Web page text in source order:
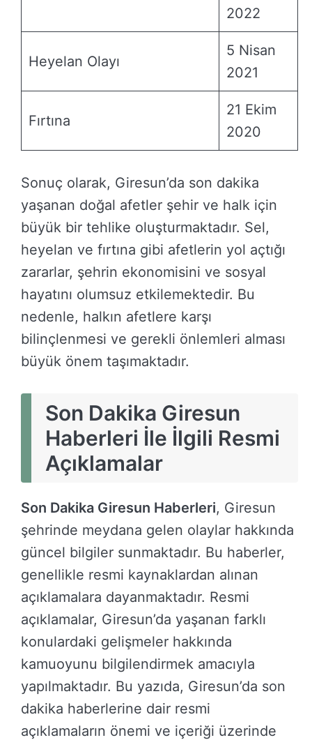
2022
Heyelan Olayı
5 Nisan
2021
Fırtına
21 Ekim
2020
Sonuç olarak, Giresun’da son dakika
yaşanan doğal afetler şehir ve halk için
büyük bir tehlike oluşturmaktadır. Sel,
heyelan ve fırtına gibi afetlerin yol açtığı
zararlar, şehrin ekonomisini ve sosyal
hayatını olumsuz etkilemektedir. Bu
nedenle, halkın afetlere karşı
bilinçlenmesi ve gerekli önlemleri alması
büyük önem taşımaktadır.
Son Dakika Giresun
Haberleri İle İlgili Resmi
Açıklamalar
Son Dakika Giresun Haberleri, Giresun
şehrinde meydana gelen olaylar hakkında
güncel bilgiler sunmaktadır. Bu haberler,
genellikle resmi kaynaklardan alınan
açıklamalara dayanmaktadır. Resmi
açıklamalar, Giresun’da yaşanan farklı
konulardaki gelişmeler hakkında
kamuoyunu bilgilendirmek amacıyla
yapılmaktadır. Bu yazıda, Giresun’da son
dakika haberlerine dair resmi
açıklamaların önemi ve içeriği üzerinde